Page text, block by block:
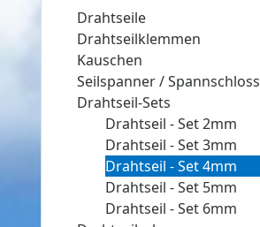
Drahtseile
Drahtseilklemmen
Kauschen
Seilspanner / Spannschloss
Drahtseil-Sets
Drahtseil - Set 2mm
Drahtseil - Set 3mm
Drahtseil - Set 4mm
Drahtseil - Set 5mm
Drahtseil - Set 6mm